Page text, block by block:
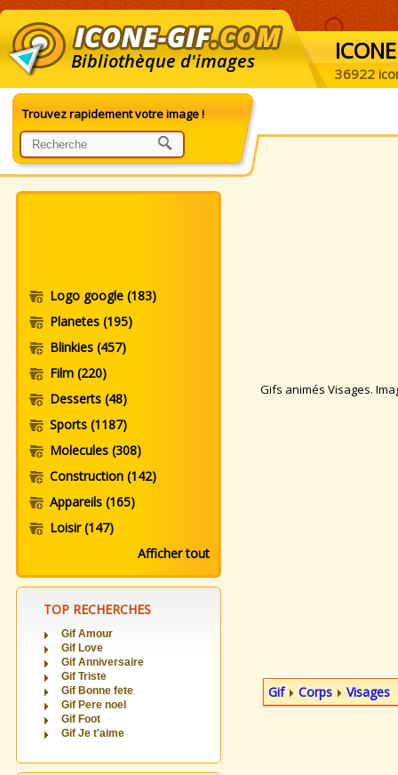
Bibliothèque d'images ICONE
36922
Trouvez rapidement votre image !
Logo google (183)
Planetes (195)
Blinkies (457)
Film (220)
Desserts (48)
Sports (1187)
Molecules (308)
Construction (142)
Appareils (165)
Loisir(147)
Afficher tout
TOP RECHERCHES
Gif Amour
Gif Love
Gif Anniversaire
Gif Triste
Gif Bonne fete
Gif Pere noel
Gif Foot
Gif Je t'aime
Gifs animés Visages.
Gif Corps Visages